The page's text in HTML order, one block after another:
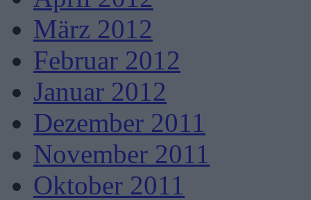
März 2012
Februar 2012
Januar 2012
Dezember 2011
November 2011
Oktober 2011